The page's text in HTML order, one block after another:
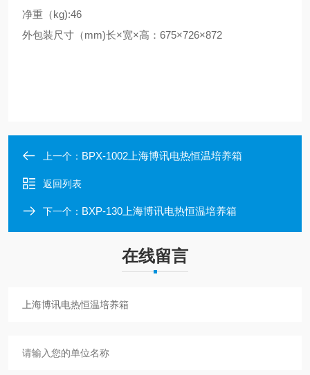
净重（kg):46
外包装尺寸（mm)长×宽×高：675×726×872
上一个： BPX-1002上海博讯电热恒温培养箱
返回列表
下一个： BXP-130上海博讯电热恒温培养箱
在线留言